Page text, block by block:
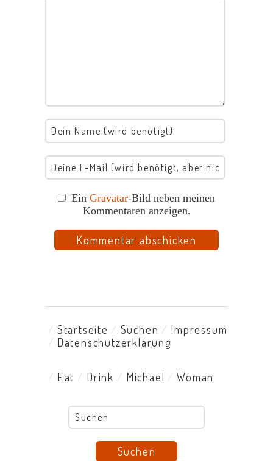
Ein Gravatar-Bild neben meinen
Kommentaren anzeigen.
Startseite Suchen
Impressum
Datenschutzerklärung
Eat Drink Michael Woman